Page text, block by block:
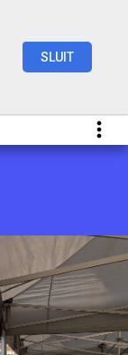
SLUIT